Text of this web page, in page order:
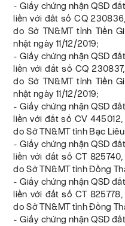
- Giấy chứng nhận QSD
liền với đất số CQ
do Sở TN&MT tỉnh Tiền
nhật ngày 11/12/2019;
- Giấy chứng nhận QSD
liền với đất số CQ
do Sở TN&MT tỉnh Tiền
nhật ngày 11/12/2019;
- Giấy chứng nhận QSD
liền với đất số CV
do Sở TN&MT tỉnh Bạc
- Giấy chứng nhận QSD
liền với đất số CT
do Sở TN&MT tỉnh Đồng
- Giấy chứng nhận QSD
liền với đất số CT
do Sở TN&MT tỉnh Đồng
- Giấy chứng nhận QSD